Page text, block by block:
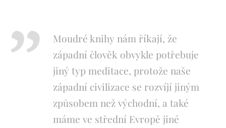
Moudré knihy nám říkají, že
západní člověk obvykle potřebuje
jiný typ meditace, protože naše
západní civilizace se rozvíjí jiným
způsobem než východní, a také
máme ve střední Evropě jiné